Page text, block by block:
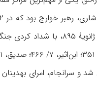
خطبه خواند. معتضد خلیفۀ عباسی (د